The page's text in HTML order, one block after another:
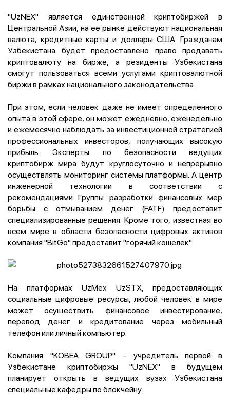
"UzNEX" является единственной криптобиржей в
Центральной Азии, на ее рынке действуют национальная
валюта, кредитные карты и доллары США. Гражданам
Узбекистана будет предоставлено право продавать
криптовалюту на бирже, а резиденты Узбекистана
смогут пользоваться всеми услугами криптовалютной
биржи в рамках национального законодательства.
При этом, если человек даже не имеет определенного
опыта в этой сфере, он может ежедневно, еженедельно
и ежемесячно наблюдать за инвестиционной стратегией
профессиональных инвесторов, получающих высокую
прибыль. Эксперты по безопасности ведущих
криптобирж мира будут круглосуточно и непрерывно
осуществлять мониторинг системы платформы. А центр
инженерной технологии в соответствии с
рекомендациями Группы разработки финансовых мер
борьбы с отмыванием денег (FATF) предоставит
специализированные решения. Кроме того, известная во
всем мире в области безопасности цифровых активов
компания "BitGo" предоставит "горячий кошелек".
На платформах UzMex UzSTX, предоставляющих
социальные цифровые ресурсы, любой человек в мире
может осуществить финансовое инвестирование,
перевод денег и кредитование через мобильный
телефон или личный компьютер.
Компания "KOBEA GROUP" - учредитель первой в
Узбекистане криптобиржы "UzNEX" в будущем
планирует открыть в ведущих вузах Узбекистана
специальные кафедры по блокчейну.